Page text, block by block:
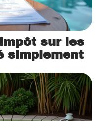
sur les
simplement